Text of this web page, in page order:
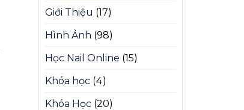
Giới Thiệu (17)
Hình Ảnh (98)
Học Nail Online (15)
Khóa học (4)
Khóa Học (20)